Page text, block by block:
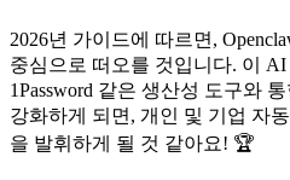
2026년 가이드에 따르면,
중심으로 떠오를 것입니다. 이 AI
1Password 같은 생산성 도구와
강화하게 되면, 개인 및 기업 자
을 발휘하게 될 것 같아요! 🏆